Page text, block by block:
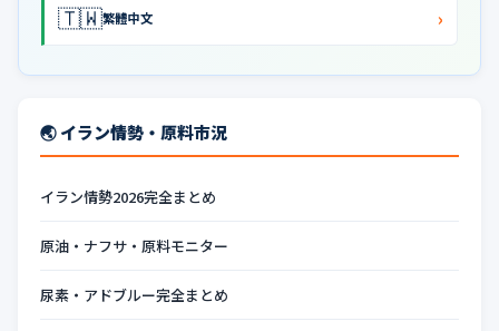
🇹🇼繁體中文 ›
🌏 イラン情勢・原料市況
イラン情勢2026完全まとめ
原油・ナフサ・原料モニター
尿素・アドブルー完全まとめ